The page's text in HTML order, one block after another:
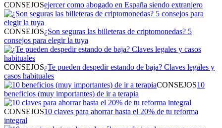
CONSEJOSejercer como abogado en España siendo extranjero
CONSEJOS¿Son seguras las billeteras de criptomonedas? 5
consejos para elegir la tuya
CONSEJOS¿Te pueden despedir estando de baja? Claves legales y
casos habituales
CONSEJOS10
beneficios (muy importantes) de ir a terapia
CONSEJOS10 claves para ahorrar hasta el 20% de tu reforma
integral